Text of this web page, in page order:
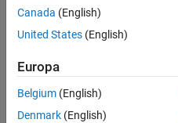
Canada (English)
United States (English)
Europa
Belgium (English)
Denmark (English)
Centro de confianza
Marcas
Política de privacidad